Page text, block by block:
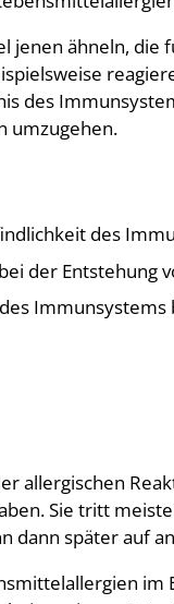
ähneln,
des
umzugehen.
des
der
allergischen
Sie tritt
dann später auf